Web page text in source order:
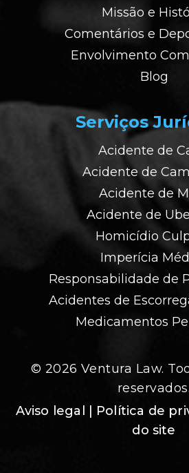
Missão e
Comentários e
Envolvimento
Blog
Serviços
Acidente de
Acidente de
Acidente de
Acidente de
Homicídio
Imperícia
Responsabilidade de
Acidentes de
Medicamentos
© 2026 Ventura Law.
reservados.
Aviso legal
| Política de
do site